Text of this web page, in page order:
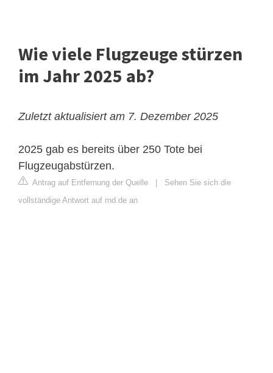
Wie viele Flugzeuge stürzen
im Jahr 2025 ab?
Zuletzt aktualisiert am 7. Dezember 2025
2025 gab es bereits über 250 Tote bei
Flugzeugabstürzen.
Antrag auf Entfernung der Quelle
Sehen Sie sich die
vollständige Antwort auf rnd.de an